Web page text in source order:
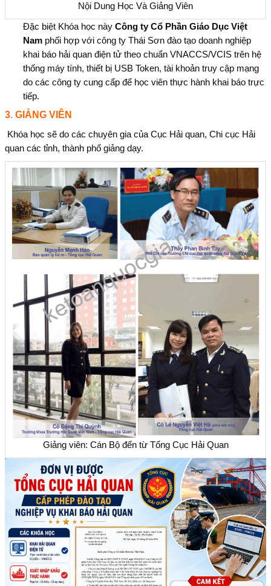
Nội Dung Học Và Giảng Viên
Đặc biệt Khóa học này Công ty Cổ Phần Giáo Dục Việt
Nam phối hợp với công ty Thái Sơn đào tạo doanh nghiệp
khai báo hải quan điện tử theo chuẩn VNACCS/VCIS trên hệ
thống máy tính, thiết bị USB Token, tài khoản truy cập mạng
do các công ty cung cấp để học viên thực hành khai báo trực
tiếp.
3. GIẢNG VIÊN
Khóa học sẽ do các chuyên gia của Cục Hải quan, Chi cục Hải
quan các tỉnh, thành phố giảng dạy.
Giảng viên: Cán Bộ đến từ Tổng Cục Hải Quan